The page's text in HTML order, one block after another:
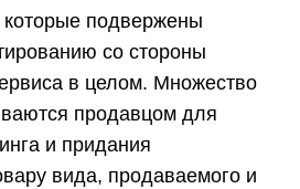
подвержены
со стороны
в целом. Множество
продавцом для
и придания
вида, продаваемого и